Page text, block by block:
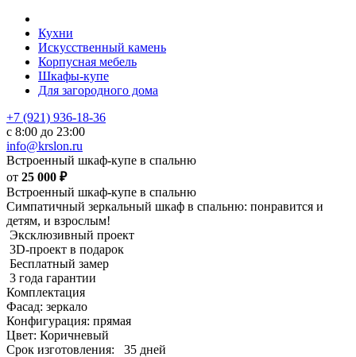
Кухни
Искусственный камень
Корпусная мебель
Шкафы-купе
Для загородного дома
+7 (921) 936-18-36
с 8:00 до 23:00
info@krslon.ru
Встроенный шкаф-купе в спальню
от 25 000 ₽
Встроенный шкаф-купе в спальню
Симпатичный зеркальный шкаф в спальню: понравится и
детям, и взрослым!
Эксклюзивный проект
3D-проект в подарок
Бесплатный замер
3 года гарантии
Комплектация
Фасад: зеркало
Конфигурация: прямая
Цвет: Коричневый
Срок изготовления:
35 дней